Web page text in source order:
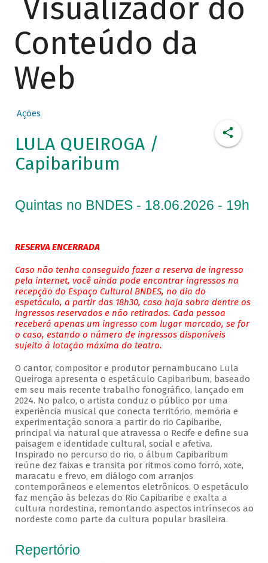
Visualizador do
Conteúdo da
Web
Ações
LULA QUEIROGA /
Capibaribum
Quintas no BNDES - 18.06.2026 - 19h
RESERVA ENCERRADA
Caso não tenha conseguido fazer a reserva de ingresso
pela internet, você ainda pode encontrar ingressos na
recepção do Espaço Cultural BNDES, no dia do
espetáculo, a partir das 18h30, caso haja sobra dentre os
ingressos reservados e não retirados. Cada pessoa
receberá apenas um ingresso com lugar marcado, se for
o caso, estando o número de ingressos disponíveis
sujeito à lotação máxima do teatro.
O cantor, compositor e produtor pernambucano Lula
Queiroga apresenta o espetáculo Capibaribum, baseado
em seu mais recente trabalho fonográfico, lançado em
2024. No palco, o artista conduz o público por uma
experiência musical que conecta território, memória e
experimentação sonora a partir do rio Capibaribe,
principal via natural que atravessa o Recife e define sua
paisagem e identidade cultural, social e afetiva.
Inspirado no percurso do rio, o álbum Capibaribum
reúne dez faixas e transita por ritmos como forró, xote,
maracatu e frevo, em diálogo com arranjos
contemporâneos e elementos eletrônicos. O espetáculo
faz menção às belezas do Rio Capibaribe e exalta a
cultura nordestina, remontando aspectos intrínsecos ao
nordeste como parte da cultura popular brasileira.
Repertório